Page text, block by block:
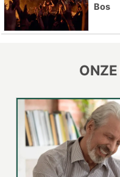
Bos
ONZE